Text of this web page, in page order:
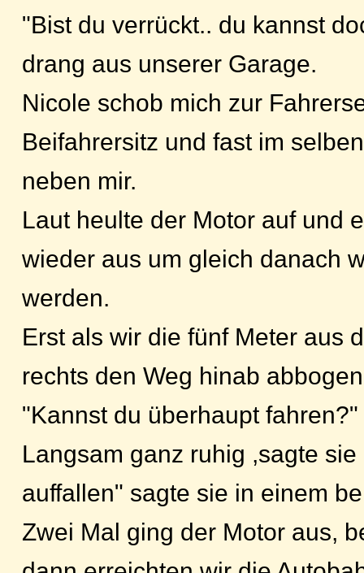
"Bist du verrückt.. du kannst
drang aus unserer Garage.
Nicole schob mich zur
Beifahrersitz und fast im
neben mir.
Laut heulte der Motor auf und
wieder aus um gleich danach
werden.
Erst als wir die fünf Meter aus
rechts den Weg hinab
"Kannst du überhaupt fahren?"
Langsam ganz ruhig ,sagte
auffallen" sagte sie in einem
Zwei Mal ging der Motor aus,